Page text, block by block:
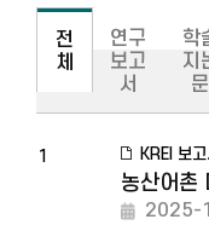
전
체
연구
보고
서
학
지
문
1 KREI 보고
농산어촌
2025-